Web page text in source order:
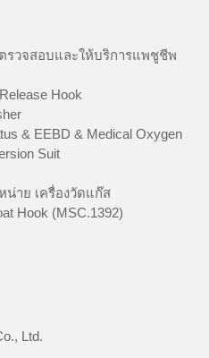
ตรวจสอบและให้บริการแพชูชีพ
Hook
& EEBD & Medical Oxygen
Suit
น่าย เครื่องวัดแก๊ส
Hook (MSC.1392)
Ltd.